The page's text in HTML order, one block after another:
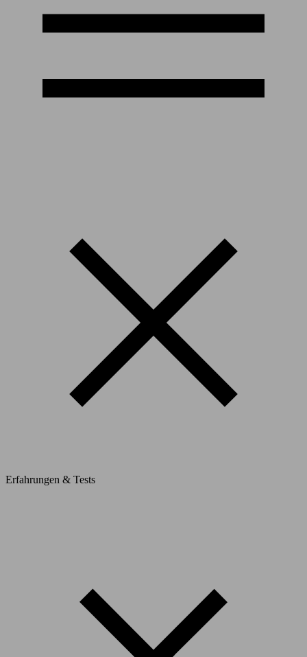
Erfahrungen & Tests